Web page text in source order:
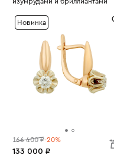
Новинка
166 400 ₽-20%
133 000 ₽